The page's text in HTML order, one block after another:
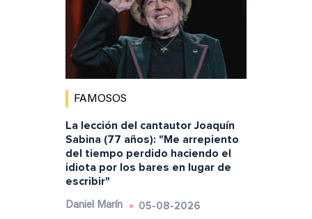
FAMOSOS
La lección del cantautor Joaquín
Sabina (77 años): "Me arrepiento
del tiempo perdido haciendo el
idiota por los bares en lugar de
escribir"
Daniel Marín 05-08-2026